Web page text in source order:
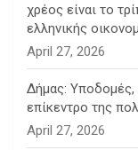
χρέος είναι το
ελληνικής
April 27, 2026
Δήμας: Υποδομές,
επίκεντρο της
April 27, 2026